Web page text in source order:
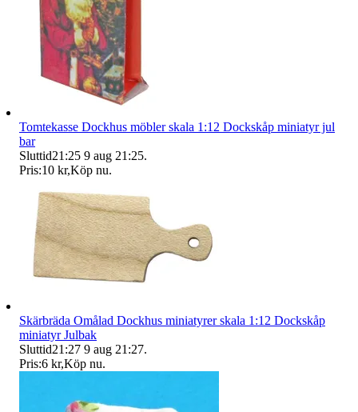
Tomtekasse Dockhus möbler skala 1:12 Dockskåp miniatyr jul
bar
Sluttid21:25 9 aug 21:25.
Pris:10 kr,Köp nu.
Skärbräda Omålad Dockhus miniatyrer skala 1:12 Dockskåp
miniatyr Julbak
Sluttid21:27 9 aug 21:27.
Pris:6 kr,Köp nu.